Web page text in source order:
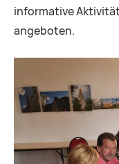
informative
angeboten.